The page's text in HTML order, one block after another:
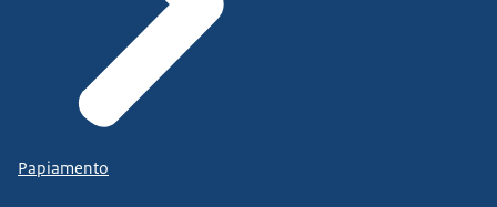
Papiamento